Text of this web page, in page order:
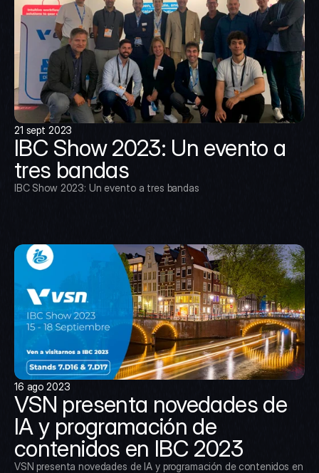
21 sept 2023
IBC Show 2023: Un evento a
tres bandas
IBC Show 2023: Un evento a tres bandas
16 ago 2023
VSN presenta novedades de
IA y programación de
contenidos en IBC 2023
VSN presenta novedades de IA y programación de contenidos en